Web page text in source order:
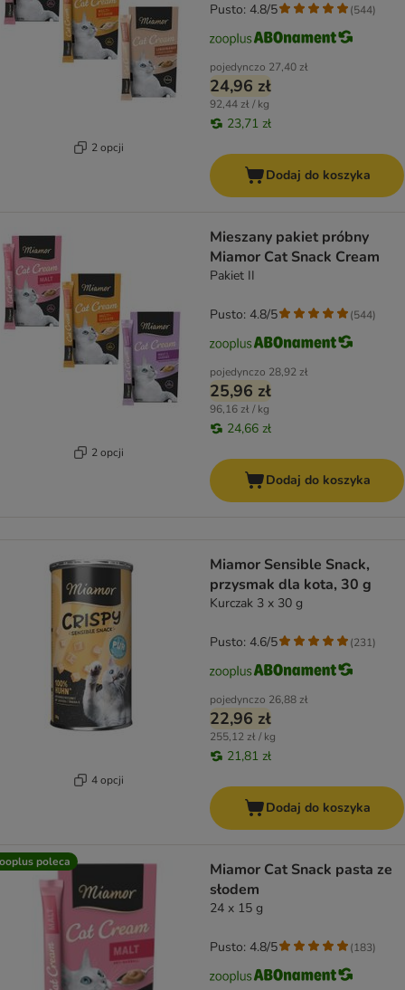
2 opcji
pojedynczo 27,40 zł
24,96 zł
92,44 zł / kg
23,71 zł
Pusto: 4.8/5 (544)
Dodaj do koszyka
2 opcji
Mieszany pakiet próbny
Miamor Cat Snack Cream
Pakiet II
pojedynczo 28,92 zł
25,96 zł
96,16 zł / kg
24,66 zł
Pusto: 4.8/5 (544)
Dodaj do koszyka
4 opcji
Miamor Sensible Snack,
przysmak dla kota, 30 g
Kurczak 3 x 30 g
pojedynczo 26,88 zł
22,96 zł
255,12 zł / kg
21,81 zł
Pusto: 4.6/5 (231)
Dodaj do koszyka
poleca
Miamor Cat Snack pasta ze
słodem
24 x 15 g
Pusto: 4.8/5 (183)